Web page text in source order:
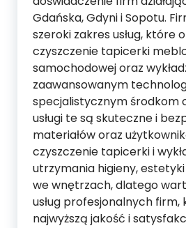
Gdańska, Gdyni i Sopotu.
szeroki zakres usług, które
czyszczenie tapicerki
samochodowej oraz
zaawansowanym
specjalistycznym środkom
usługi te są skuteczne i
materiałów oraz
czyszczenie tapicerki i
utrzymania higieny,
we wnętrzach, dlatego
usług profesjonalnych
najwyższą jakość i